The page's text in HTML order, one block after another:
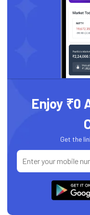
Enjoy ₹0
Get the